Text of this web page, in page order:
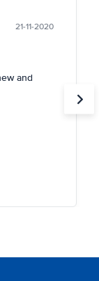
21-11-2020
and